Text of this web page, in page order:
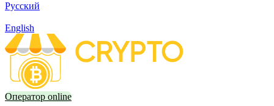
Русский
English
Оператор online